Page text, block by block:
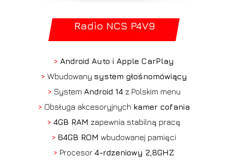
Radio NCS P4V9
> Android Auto i Apple CarPlay
> Wbudowany system głośnomówiący
> System Android 14z Polskim menu
> Obsługa akcesoryjnych kamer cofania
> 4GB RAM zapewnia stabilną pracę
> 64GB ROM wbudowanej pamięci
> Procesor4-rdzeniowy 2,8GHZ